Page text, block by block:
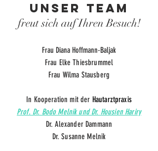
UNSER TEAM
freut sich auf Ihren Besuch!
Frau Diana Hoffmann-Baljak
Frau Elke Thiesbrummel
Frau Wilma Stausberg
In Kooperation mit der Hautarztpraxis
Prof. Dr. Bodo Melnik und Dr. Housien Hariry
Dr. Alexander Dammann
Dr. Susanne Melnik